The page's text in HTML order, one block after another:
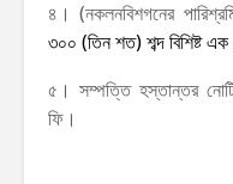
৪। (নকলনবিশগনের
৩০০ (তিন শত) শব্দ বিশিষ্ট এক
৫। সম্পত্তি হস্তান্তর
ফি।